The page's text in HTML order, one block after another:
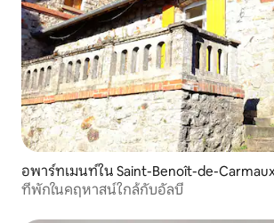
อพาร์ทเมนท์ใน Saint-Benoît-de-Carmaux
ที่พักในคฤหาสน์ใกล้กับอัลบี